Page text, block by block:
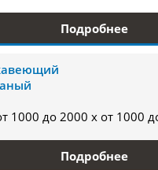
Подробнее
1000 до 2000 x от 1000
Подробнее